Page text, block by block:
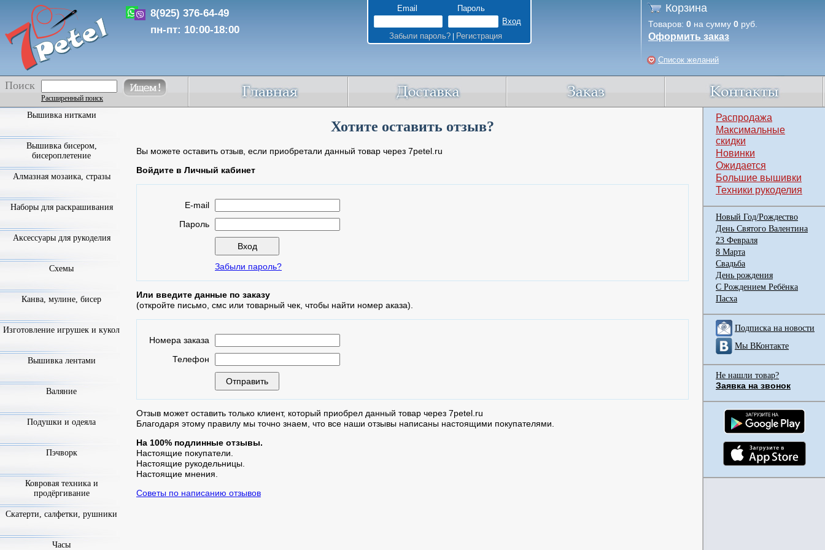
8(925) 376-64-49
пн-пт: 10:00-18:00
Email Пароль
Забыли пароль?| Регистрация
Корзина
Товаров: 0 на сумму 0 руб.
Оформить заказ
Список желаний
Поиск
Расширенный поиск
Хотите оставить отзыв?
Вы можете оставить отзыв, если приобретали данный товар через 7petel.ru
Войдите в Личный кабинет
E-mail
Пароль
Забыли пароль?
Или введите данные по заказу
(откройте письмо, смс или товарный чек, чтобы найти номер аказа).
Номера заказа
Телефон
Отзыв может оставить только клиент, который приобрел данный товар через 7petel.ru
Благодаря этому правилу мы точно знаем, что все наши отзывы написаны настоящими покупателями.
На 100% подлинные отзывы.
Настоящие покупатели.
Настоящие рукодельницы.
Настоящие мнения.
Советы по написанию отзывов
Вышивка нитками
Вышивка бисером,
бисероплетение
Алмазная мозаика, стразы
Наборы для раскрашивания
Аксессуары для рукоделия
Схемы
Канва, мулине, бисер
Изготовление игрушек и кукол
Вышивка лентами
Валяние
Подушки и одеяла
Пэчворк
Ковровая техника и
продёргивание
Скатерти, салфетки, рушники
Часы
Распродажа
Максимальные
скидки
Новинки
Ожидается
Большие вышивки
Техники рукоделия
Новый Год/Рождество
День Святого Валентина
23 Февраля
8 Марта
Свадьба
День рождения
С Рождением Ребёнка
Пасха
Подписка на новости
Мы ВКонтакте
Не нашли товар?
Заявка на звонок